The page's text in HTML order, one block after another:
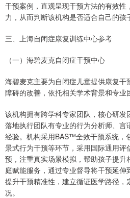
干预案例，直观呈现干预方法的有效
力，从而判断该机构是否适合自己的孩
三、上海自闭症康复训练中心参考
（一）海碧麦克自闭症干预中心
海碧麦克主要为自闭症儿童提供康复
障碍的改善，依托相关学术背景和专业
该机构拥有跨学科专家团队，核心研发
落地执行团队有专业的行为分析师、
经验。机构采用BAS™全效干预系统，
景式行为干预等环节，采用国际通用
预，注重真实场景模拟，帮助孩子提升
庭赋能服务，通过专业督导将干预延
提升干预精准性，建立循证医学路径
况。